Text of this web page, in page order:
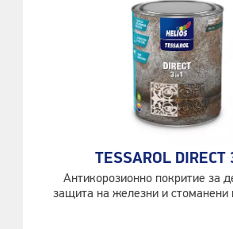
TESSAROL DIRECT
Антикорозионно покритие за
защита на железни и стоманени